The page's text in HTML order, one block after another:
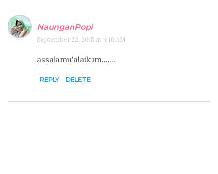
NaunganPopi
September 22, 2015 at 4:16 AM
assalamu'alaikum.......
REPLY DELETE